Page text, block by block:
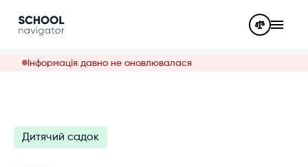
Інформація давно не оновлювалася
Дитячий садок